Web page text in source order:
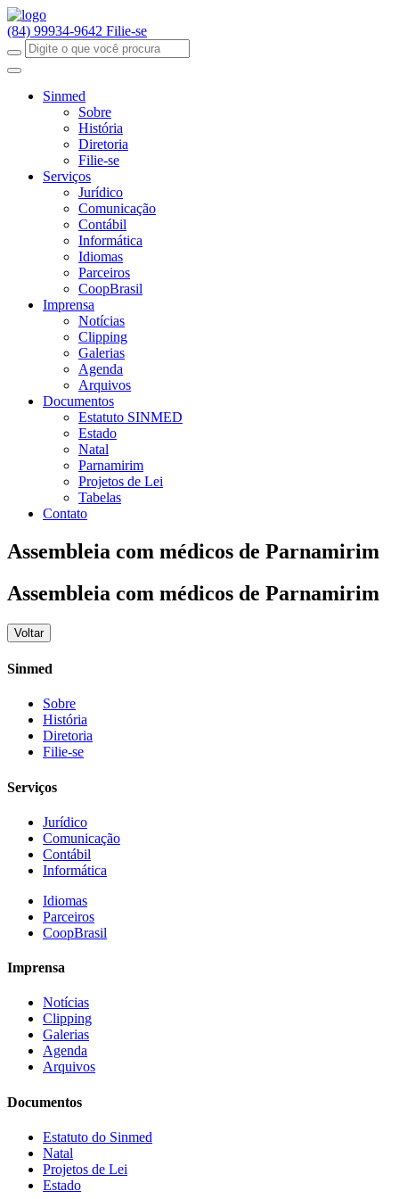
(84) 99934-9642 Filie-se
Sinmed
Sobre
História
Diretoria
Filie-se
Serviços
Jurídico
Comunicação
Contábil
Informática
Idiomas
Parceiros
CoopBrasil
Imprensa
Notícias
Clipping
Galerias
Agenda
Arquivos
Documentos
Estatuto SINMED
Estado
Natal
Parnamirim
Projetos de Lei
Tabelas
Contato
Assembleia com médicos de Parnamirim
Assembleia com médicos de Parnamirim
Voltar
Sinmed
Sobre
História
Diretoria
Filie-se
Serviços
Jurídico
Comunicação
Contábil
Informática
Idiomas
Parceiros
CoopBrasil
Imprensa
Notícias
Clipping
Galerias
Agenda
Arquivos
Documentos
Estatuto do Sinmed
Natal
Projetos de Lei
Estado